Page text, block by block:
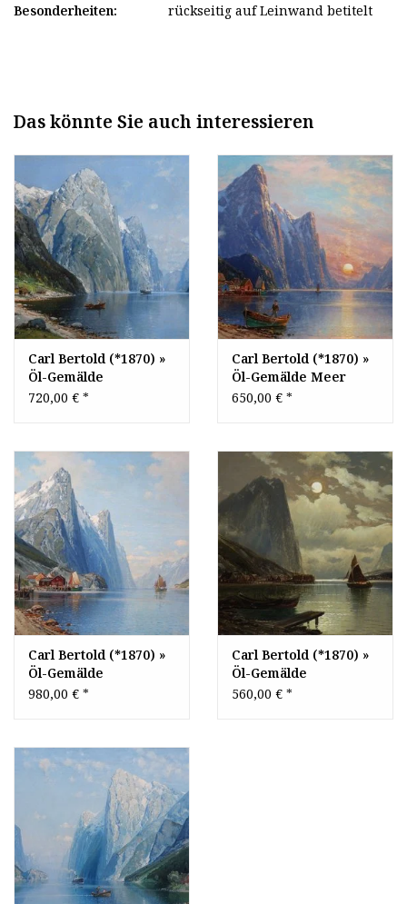
Besonderheiten:
rückseitig auf Leinwand betitelt
Das könnte Sie auch interessieren
Carl Bertold (*1870) »
Öl-Gemälde
norwegische
Norwegen
720,00 € *
Carl Bertold (*1870) »
Öl-Gemälde Meer
norwegische
Norwegen
650,00 € *
Carl Bertold (*1870) »
Öl-Gemälde
norwegische
Meer
980,00 € *
Carl Bertold (*1870) »
Öl-Gemälde
norwegische Fjord
560,00 € *